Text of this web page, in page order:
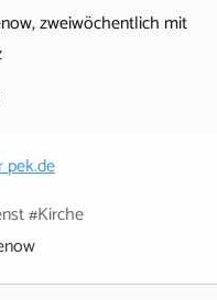
zweiwöchentlich mit
pek.de
#Kirche